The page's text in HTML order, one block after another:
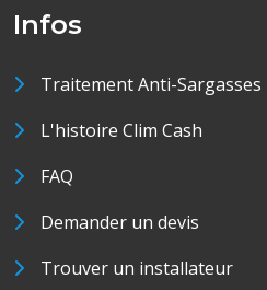
Infos
Traitement Anti-Sargasses
L'histoire Clim Cash
FAQ
Demander un devis
Trouver un installateur